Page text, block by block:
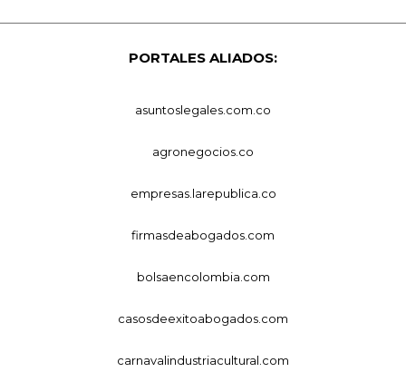
PORTALES ALIADOS:
asuntoslegales.com.co
agronegocios.co
empresas.larepublica.co
firmasdeabogados.com
bolsaencolombia.com
casosdeexitoabogados.com
carnavalindustriacultural.com